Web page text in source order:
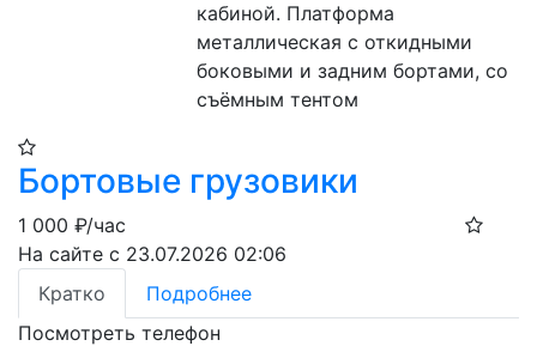
кабиной. Платформа
металлическая с откидными
боковыми и задним бортами, со
съёмным тентом
Бортовые грузовики
1 000 ₽/час
На сайте с 23.07.2026 02:06
Кратко
Подробнее
Посмотреть телефон